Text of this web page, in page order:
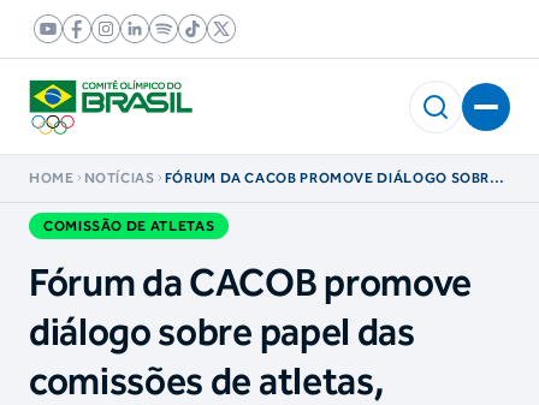
HOME NOTÍCIAS
FÓRUM DA CACOB PROMOVE DIÁLOGO SOBRE
SOCIAL E POLÍTICAS PÚBLICAS NO ESPORTE
COMISSÃO DE ATLETAS
Fórum da CACOB promove
diálogo sobre papel das
comissões de atletas,